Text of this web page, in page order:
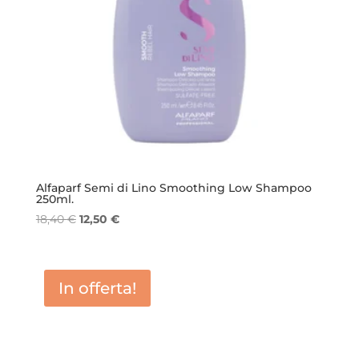
Alfaparf Semi di Lino Smoothing Low Shampoo
250ml.
18,40€ Il
era:
18,40 €.
12,50 €Il
è:
12,50 €.
In offerta!